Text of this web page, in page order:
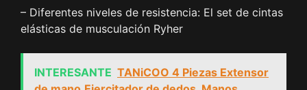
– Diferentes niveles de resistencia: El set de cintas
elásticas de musculación Ryher
INTERESANTE TANiCOO 4 Piezas Extensor